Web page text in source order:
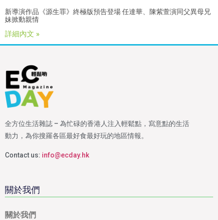
新導演作品《源生罪》終極版預告登場 任達華、陳紫萱演同父異母兄
妹掀動親情
詳細內文 »
全方位生活雜誌 – 為忙碌的香港人注入輕鬆點，寫意點的生活
動力，為你搜羅各區最好食最好玩的地區情報。
Contact us: info@ecday.hk
關於我們
關於我們